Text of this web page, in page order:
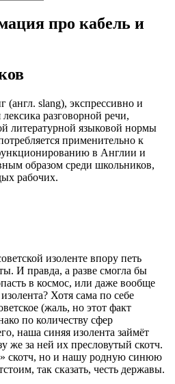
про кабель и
(англ. slang), экспрессивно и
разговорной речи,
литературной языковой нормы
применительно к
в Англии и
образом среди школьников,
рабочих.
изоленте впору петь
И правда, а разве смогла бы
в космос, или даже вообще
Хотя сама по себе
(жаль, но этот факт
по количеству сфер
наша синяя изолента займёт
же за ней их пресловутый скотч.
скотч, но и нашу родную синюю
так сказать, честь державы.